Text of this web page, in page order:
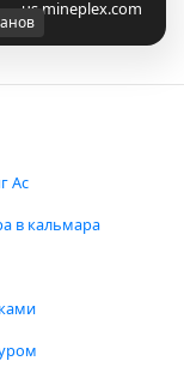
us.mineplex.com
Ас
в кальмара